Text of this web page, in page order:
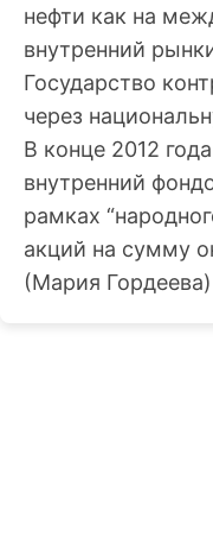
нефти как на
внутренний
Государство
через
В конце 2012
внутренний
рамках
акций на сумму
(Мария Гордеева)